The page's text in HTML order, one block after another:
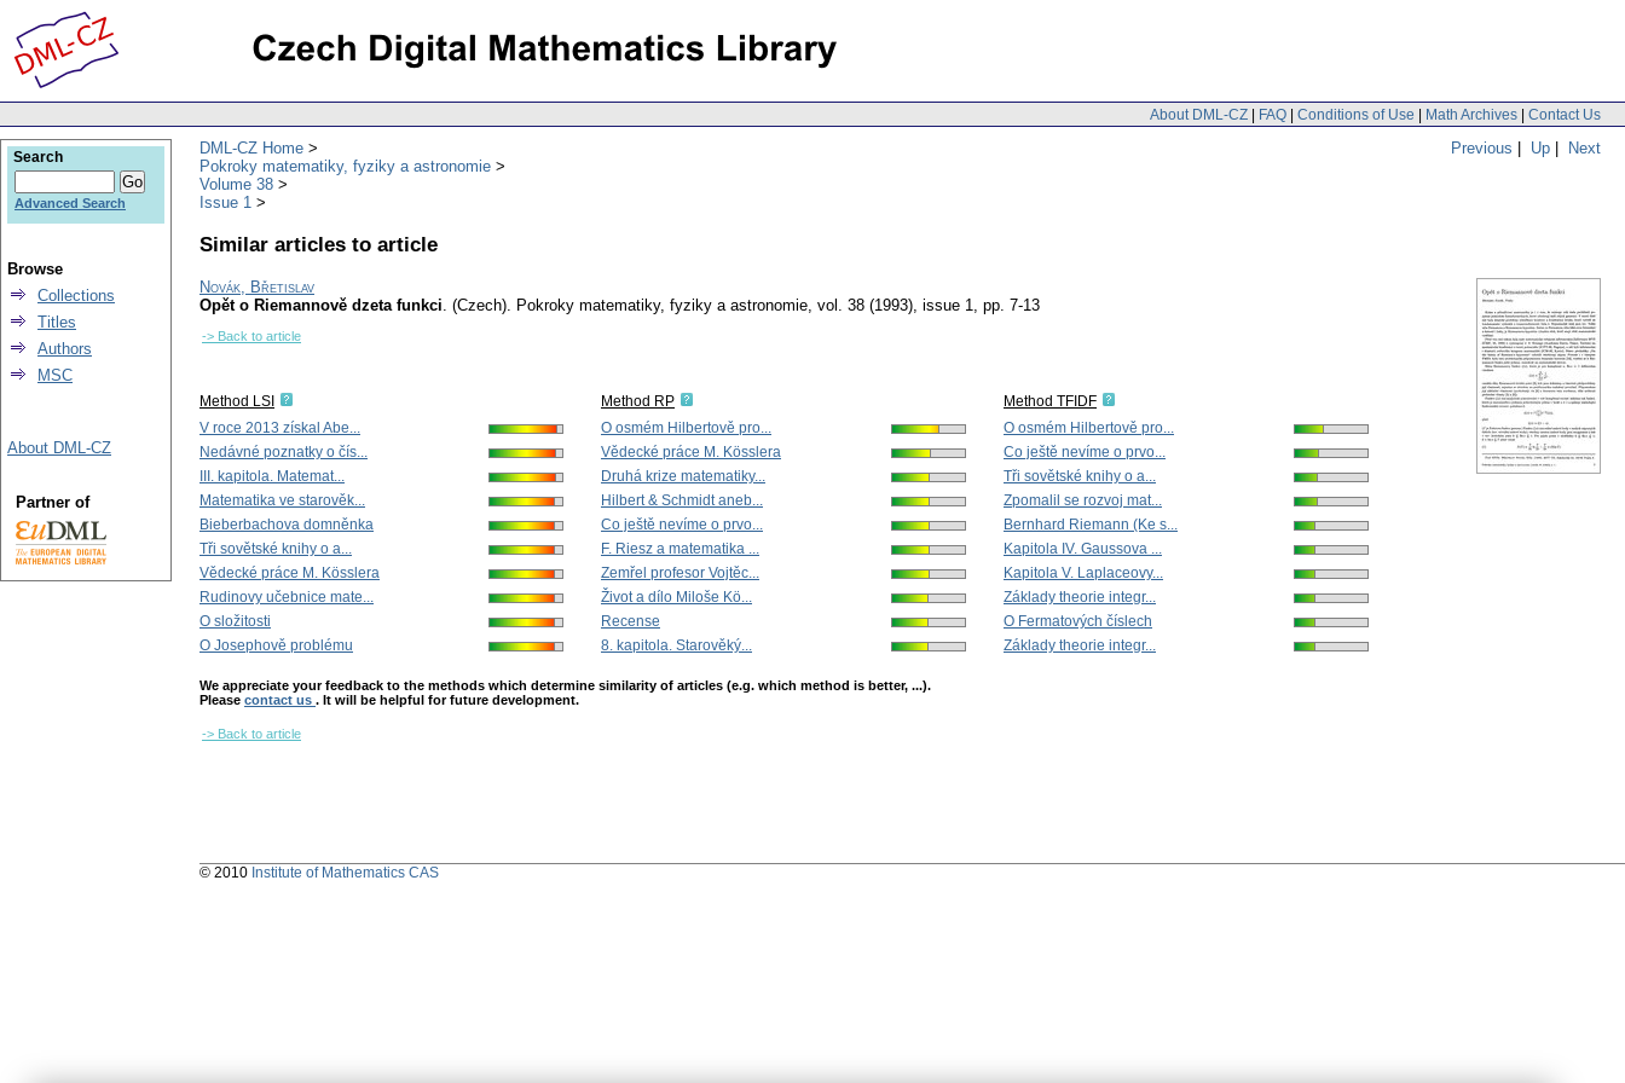
About DML-CZ | FAQ | Conditions of Use | Math Archives | Contact Us
Previous | Up | Next
DML-CZ Home
Pokroky matematiky, fyziky a astronomie
Volume 38
Issue 1
Similar articles to article
Novák, Břetislav
Opět o Riemannově dzeta funkci. (Czech). Pokroky matematiky, fyziky a astronomie, vol. 38 (1993), issue 1, pp. 7-13
-> Back to article
Method LSI
V roce 2013 získal Abe...
Nedávné poznatky o čís...
III. kapitola. Matemat...
Matematika ve starověk...
Bieberbachova domněnka
Tři sovětské knihy o a...
Vědecké práce M. Kösslera
Rudinovy učebnice mate...
O složitosti
O Josephově problému
Method RP
O osmém Hilbertově pro...
Vědecké práce M. Kösslera
Druhá krize matematiky...
Hilbert & Schmidt aneb...
Co ještě nevíme o prvo...
F. Riesz a matematika ...
Zemřel profesor Vojtěc...
Život a dílo Miloše Kö...
Recense
8. kapitola. Starověký...
Method TFIDF
O osmém Hilbertově pro...
Co ještě nevíme o prvo...
Tři sovětské knihy o a...
Zpomalil se rozvoj mat...
Bernhard Riemann (Ke s...
Kapitola IV. Gaussova ...
Kapitola V. Laplaceovy...
Základy theorie integr...
O Fermatových číslech
Základy theorie integr...
We appreciate your feedback to the methods which determine similarity of articles (e.g. which method is better, ...).
Please contact us . It will be helpful for future development.
-> Back to article
Search
Advanced Search
Browse
Collections
Titles
Authors
MSC
About DML-CZ
Partner of
© 2010 Institute of Mathematics CAS